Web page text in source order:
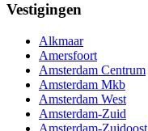
Vestigingen
Alkmaar
Amersfoort
Amsterdam Centrum
Amsterdam Mkb
Amsterdam West
Amsterdam-Zuid